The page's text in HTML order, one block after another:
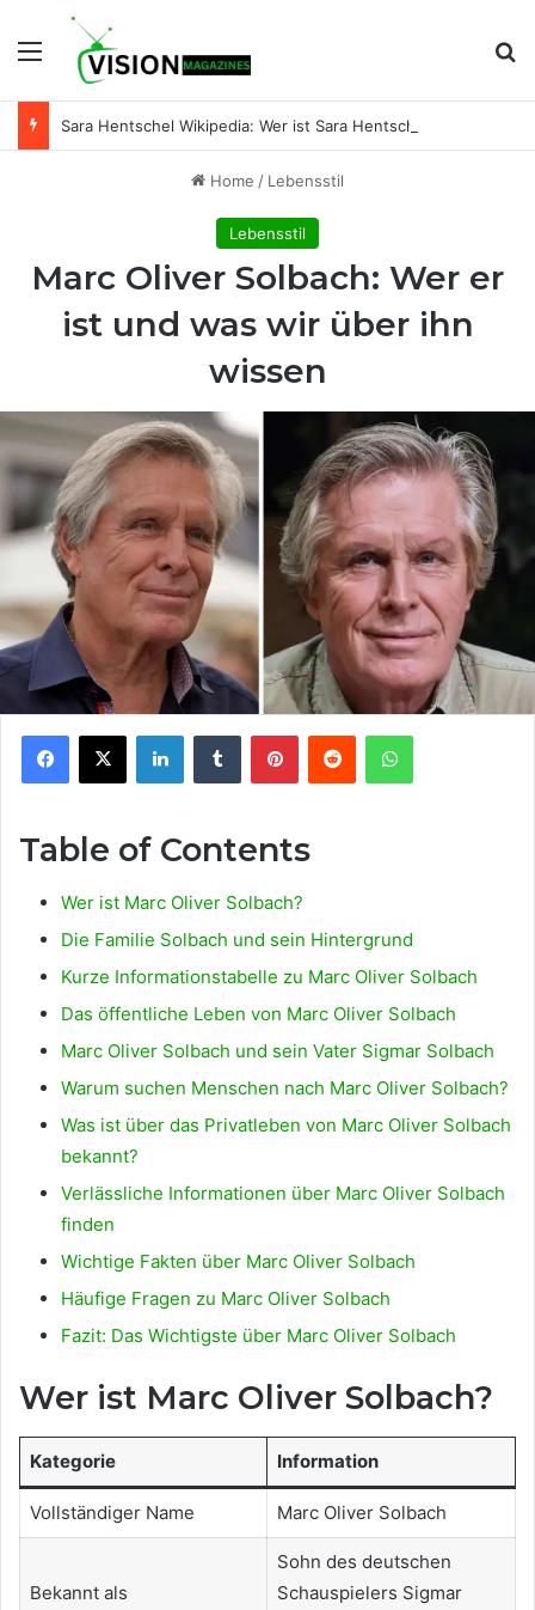
Menu
Home / Lebensstil
Lebensstil
Marc Oliver Solbach: Wer er
ist und was wir über ihn
wissen
Facebook
X LinkedInTumblr PinterestReddit WhatsApp
Table of Contents
Wer ist Marc Oliver Solbach?
Die Familie Solbach und sein Hintergrund
Kurze Informationstabelle zu Marc Oliver Solbach
Das öffentliche Leben von Marc Oliver Solbach
Marc Oliver Solbach und sein Vater Sigmar Solbach
Warum suchen Menschen nach Marc Oliver Solbach?
Was ist über das Privatleben von Marc Oliver Solbach
bekannt?
Verlässliche Informationen über Marc Oliver Solbach
finden
Wichtige Fakten über Marc Oliver Solbach
Häufige Fragen zu Marc Oliver Solbach
Fazit: Das Wichtigste über Marc Oliver Solbach
Wer ist Marc Oliver Solbach?
Kategorie Information
Vollständiger Name Marc Oliver Solbach
Bekannt als
Sohn des deutschen
Schauspielers Sigmar